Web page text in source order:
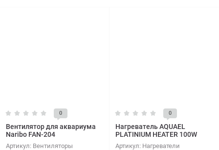
0
Вентилятор для аквариума
Naribo FAN-204
Артикул: Вентиляторы
0
Нагреватель AQUAEL
PLATINIUM HEATER 100W
Артикул: Нагреватели